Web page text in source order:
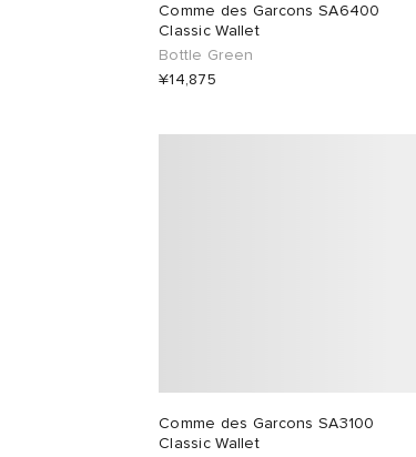
Comme des Garcons SA6400
Classic Wallet
Bottle Green
¥14,875
Comme des Garcons SA3100
Classic Wallet